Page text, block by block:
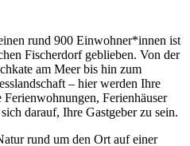
rund 900 Einwohner*innen ist
Fischerdorf geblieben. Von der
am Meer bis hin zum
– hier werden Ihre
Ferienhäuser
darauf, Ihre Gastgeber zu sein.
rund um den Ort auf einer